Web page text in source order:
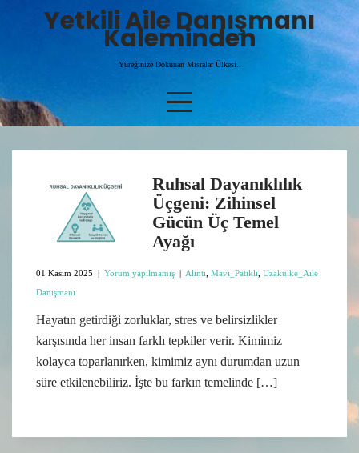
Yetkili Aile Danışmanı
Kaleminden
Yüreğinize Dokunan Mısralar Ülkesi..
Ruhsal Dayanıklılık
Üçgeni: Zihinsel
Gücün Üç Temel
Ayağı
01 Kasım 2025 | Yorum yapılmamış | Alıntı Mavi_Patikli Uzakulke_Aile
Danışmanı
Hayatın getirdiği zorluklar, stres ve belirsizlikler
karşısında her insan farklı tepkiler verir. Kimimiz
kolayca toparlanırken, kimimiz aynı durumdan uzun
süre etkilenebiliriz. İşte bu farkın temelinde […]